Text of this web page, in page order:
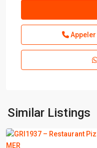
Appeler
Similar Listings
SUR
MER